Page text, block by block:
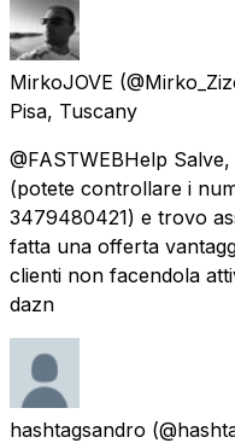
MirkoJOVE
Pisa, Tuscany
@FASTWEBHelp
(potete controllare i
3479480421) e trovo
fatta una offerta
clienti non facendola
dazn
hashtagsandro